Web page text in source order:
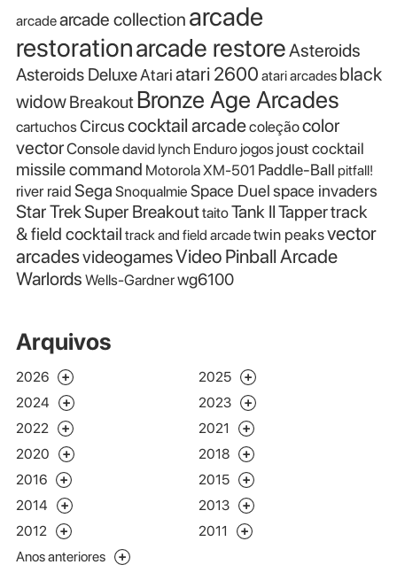
arcadearcade collection arcade
restorationarcade restoreAsteroids
Asteroids DeluxeAtariatari 2600 atari arcades black
widowBreakoutBronze Age Arcades
cartuchosCircuscocktail arcadecoleçãocolor
vectorConsoledavid lynch Enduro jogos joust cocktail
missile command Motorola XM-501 Paddle-Ball pitfall!
river raidSega Snoqualmie Space Duelspace invaders
Star TrekSuper BreakouttaitoTank IITappertrack
& field cocktail track and field arcadetwin peaksvector
arcadesvideogamesVideo Pinball Arcade
Warlords Wells-Gardnerwg6100
Arquivos
2026
2025
2024
2023
2022
2021
2020
2018
2016
2015
2014
2013
2012
2011
Anos anteriores